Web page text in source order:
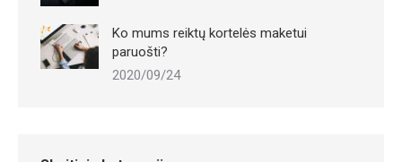
Ko mums reiktų kortelės maketui
paruošti?
2020/09/24